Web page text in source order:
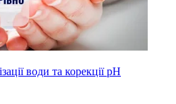
води та корекції pH